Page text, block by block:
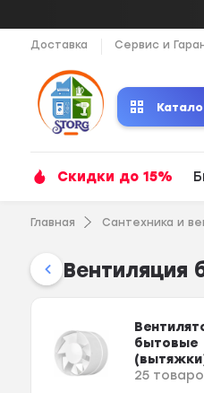
Доставка Сервис и
Скидки до 15%
Главная Сантехника и
Вентиляция
бытовые
25